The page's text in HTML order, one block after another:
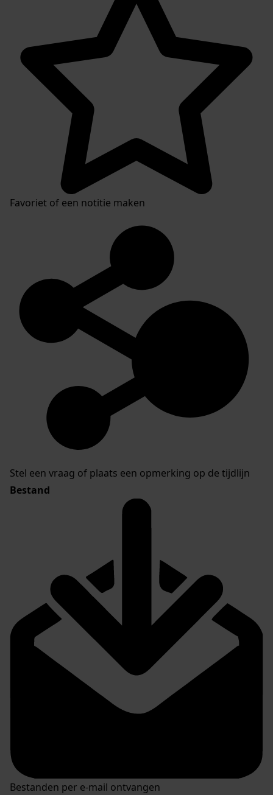
Favoriet of een notitie maken
Stel een vraag of plaats een opmerking op de tijdlijn
Bestand
Bestanden per e-mail ontvangen